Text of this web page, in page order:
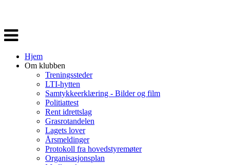
Veksle
navigasjon
Hjem
Om klubben
Treningssteder
LTI-hytten
Samtykkeerklæring - Bilder og film
Politiattest
Rent idrettslag
Grasrotandelen
Lagets lover
Årsmeldinger
Protokoll fra hovedstyremøter
Organisasjonsplan